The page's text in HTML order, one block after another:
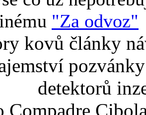
"Za odvoz"
kovů články
detektorů
Compadre